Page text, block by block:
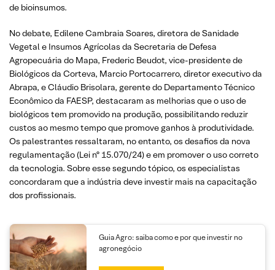
de bioinsumos.
No debate, Edilene Cambraia Soares, diretora de Sanidade
Vegetal e Insumos Agrícolas da Secretaria de Defesa
Agropecuária do Mapa, Frederic Beudot, vice-presidente de
Biológicos da Corteva, Marcio Portocarrero, diretor executivo da
Abrapa, e Cláudio Brisolara, gerente do Departamento Técnico
Econômico da FAESP, destacaram as melhorias que o uso de
biológicos tem promovido na produção, possibilitando reduzir
custos ao mesmo tempo que promove ganhos à produtividade.
Os palestrantes ressaltaram, no entanto, os desafios da nova
regulamentação (Lei nº 15.070/24) e em promover o uso correto
da tecnologia. Sobre esse segundo tópico, os especialistas
concordaram que a indústria deve investir mais na capacitação
dos profissionais.
Guia Agro: saiba como e por que investir no
agronegócio